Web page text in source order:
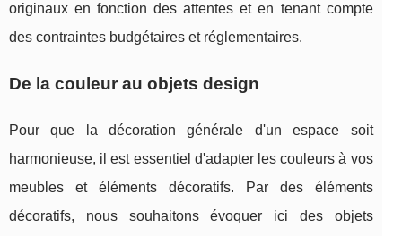
originaux en fonction des attentes et en tenant compte
des contraintes budgétaires et réglementaires.
De la couleur au objets design
Pour que la décoration générale d'un espace soit
harmonieuse, il est essentiel d'adapter les couleurs à vos
meubles et éléments décoratifs. Par des éléments
décoratifs, nous souhaitons évoquer ici des objets